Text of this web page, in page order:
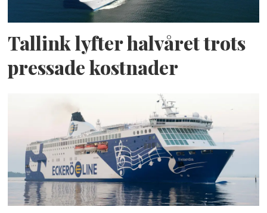
Tallink lyfter halvåret trots
pressade kostnader